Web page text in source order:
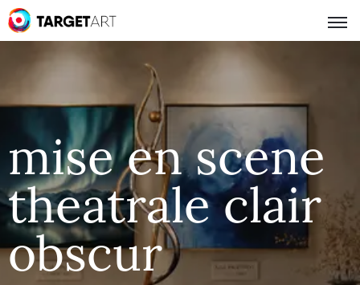
mise en scene
theatrale clair
obscur